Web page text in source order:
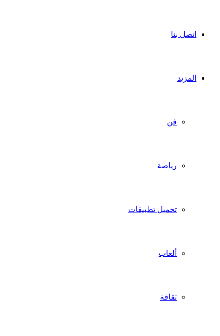
اتصل بنا
المزيد
فن
رياضة
تحميل تطبيقات
ألعاب
ثقافة